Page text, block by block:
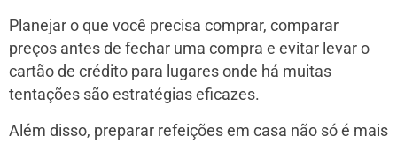
Planejar o que você precisa comprar, comparar
preços antes de fechar uma compra e evitar levar o
cartão de crédito para lugares onde há muitas
tentações são estratégias eficazes.
Além disso, preparar refeições em casa não só é mais